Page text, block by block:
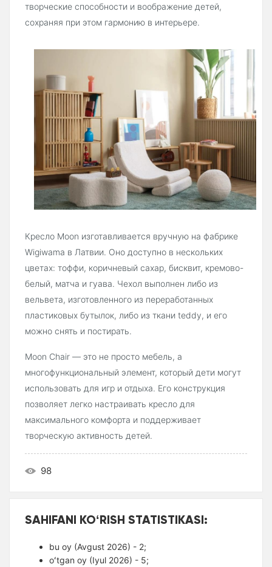
творческие способности и воображение детей,
сохраняя при этом гармонию в интерьере.
Кресло Moon изготавливается вручную на фабрике
Wigiwama в Латвии. Оно доступно в нескольких
цветах: тоффи, коричневый сахар, бисквит, кремово-
белый, матча и гуава. Чехол выполнен либо из
вельвета, изготовленного из переработанных
пластиковых бутылок, либо из ткани teddy, и его
можно снять и постирать.
Moon Chair — это не просто мебель, а
многофункциональный элемент, который дети могут
использовать для игр и отдыха. Его конструкция
позволяет легко настраивать кресло для
максимального комфорта и поддерживает
творческую активность детей.
98
SAHIFANI KOʻRISH STATISTIKASI:
bu oy (Avgust 2026) - 2;
oʻtgan oy (Iyul 2026) - 5;